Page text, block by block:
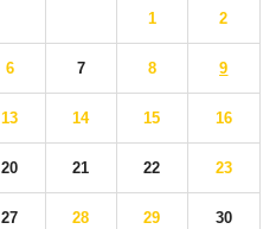
1 2
6 7 8 9
13 14 15 16
20 21 22 23
27 28 29 30